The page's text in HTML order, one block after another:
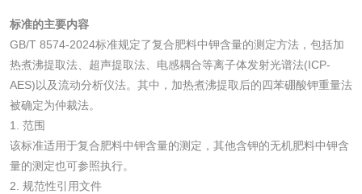
标准的主要内容
GB/T 8574-2024标准规定了复合肥料中钾含量的测定方法，包括加
热煮沸提取法、超声提取法、电感耦合等离子体发射光谱法(ICP-
AES)以及流动分析仪法。其中，加热煮沸提取后的四苯硼酸钾重量法
被确定为仲裁法。
1. 范围
该标准适用于复合肥料中钾含量的测定，其他含钾的无机肥料中钾含
量的测定也可参照执行。
2. 规范性引用文件
电厂水处理活性炭
检测
木质活性炭检测
木质净水用活性炭